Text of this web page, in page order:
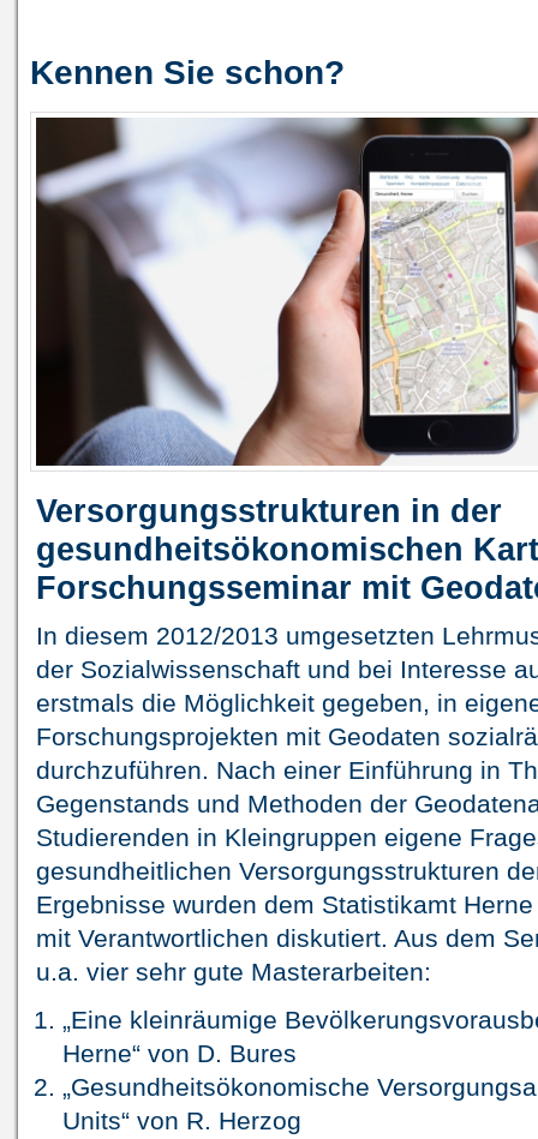
Kennen Sie schon?
Versorgungsstrukturen in der
gesundheitsökonomischen
Forschungsseminar mit
In diesem 2012/2013 umgesetzten
der Sozialwissenschaft und bei Interesse
erstmals die Möglichkeit gegeben, in
Forschungsprojekten mit Geodaten
durchzuführen. Nach einer Einführung in
Gegenstands und Methoden der
Studierenden in Kleingruppen eigene
gesundheitlichen Versorgungsstrukturen
Ergebnisse wurden dem Statistikamt
mit Verantwortlichen diskutiert. Aus dem
u.a. vier sehr gute Masterarbeiten:
„Eine kleinräumige
Herne“ von D. Bures
„Gesundheitsökonomische
Units“ von R. Herzog